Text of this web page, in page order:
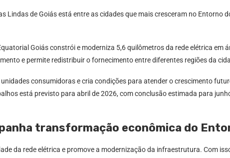
Lindas de Goiás está entre as cidades que mais cresceram no Entorno
Goiás constrói e moderniza 5,6 quilômetros da rede elétrica em
e permite redistribuir o fornecimento entre diferentes regiões da
consumidoras e cria condições para atender o crescimento
está previsto para abril de 2026, com conclusão estimada para
transformação econômica do
da rede elétrica e promove a modernização da infraestrutura. Com